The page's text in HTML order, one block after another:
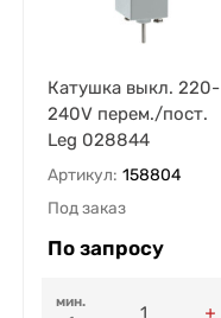
Катушка выкл. 220-
240V перем./пост.
Leg 028844
Артикул: 158804
Под заказ
По запросу
мин.